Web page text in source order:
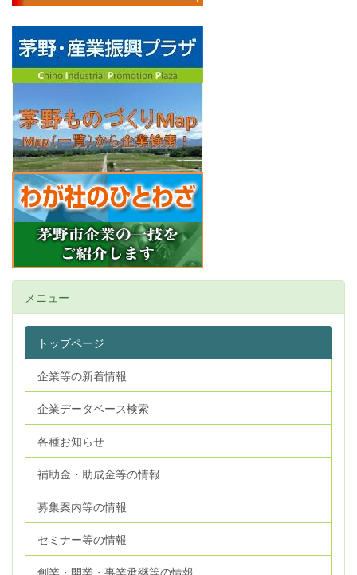
メニュー
トップページ
企業等の新着情報
企業データベース検索
各種お知らせ
補助金・助成金等の情報
募集案内等の情報
セミナー等の情報
創業・開業・事業承継等の情報